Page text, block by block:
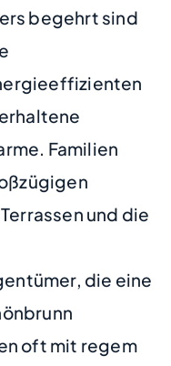
begehrt sind
Familien
und die
die eine
oft mit regem